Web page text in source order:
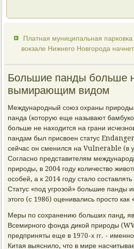
Платная муниципальная
вокзале Нижнего Новгорода
Большие панды больше
вымирающим видом
Международный союз охраны природы
панда (которую еще называют
больше не находится на грани
пандам был присвоен статус
сейчас он сменился на Vulnerable (в
Согласно представителям
природы, в 2004 году количество
особей, а к 2014 году стало
Статус «под угрозой» большие панды
этого (с 1986) оценивались просто как
Меры по сохранению больших панд,
Всемирного фонда дикой природы
предприняты еще в 1970-х гг. - именно
Китая выяснило, что в мире